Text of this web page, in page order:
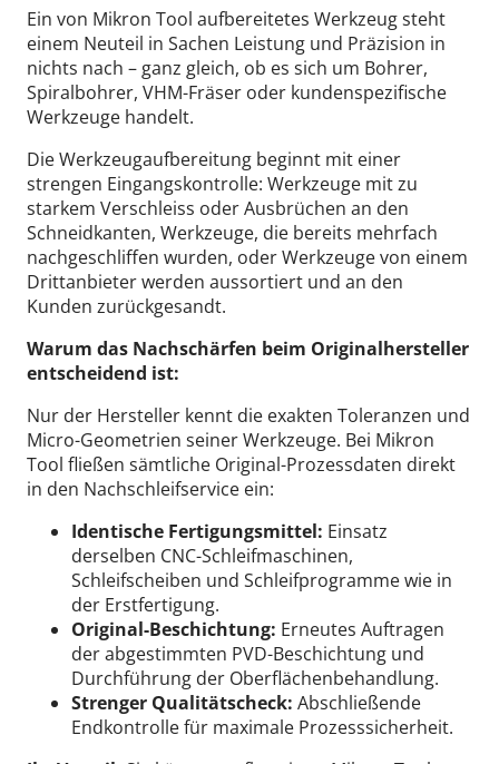
Ein von Mikron Tool aufbereitetes Werkzeug steht
einem Neuteil in Sachen Leistung und Präzision in
nichts nach – ganz gleich, ob es sich um Bohrer,
Spiralbohrer, VHM-Fräser oder kundenspezifische
Werkzeuge handelt.
Die Werkzeugaufbereitung beginnt mit einer
strengen Eingangskontrolle: Werkzeuge mit zu
starkem Verschleiss oder Ausbrüchen an den
Schneidkanten, Werkzeuge, die bereits mehrfach
nachgeschliffen wurden, oder Werkzeuge von einem
Drittanbieter werden aussortiert und an den
Kunden zurückgesandt.
Warum das Nachschärfen beim Originalhersteller
entscheidend ist:
Nur der Hersteller kennt die exakten Toleranzen und
Micro-Geometrien seiner Werkzeuge. Bei Mikron
Tool fließen sämtliche Original-Prozessdaten direkt
in den Nachschleifservice ein:
Identische Fertigungsmittel: Einsatz
derselben CNC-Schleifmaschinen,
Schleifscheiben und Schleifprogramme wie in
der Erstfertigung.
Original-Beschichtung: Erneutes Auftragen
der abgestimmten PVD-Beschichtung und
Durchführung der Oberflächenbehandlung.
Strenger Qualitätscheck: Abschließende
Endkontrolle für maximale Prozesssicherheit.